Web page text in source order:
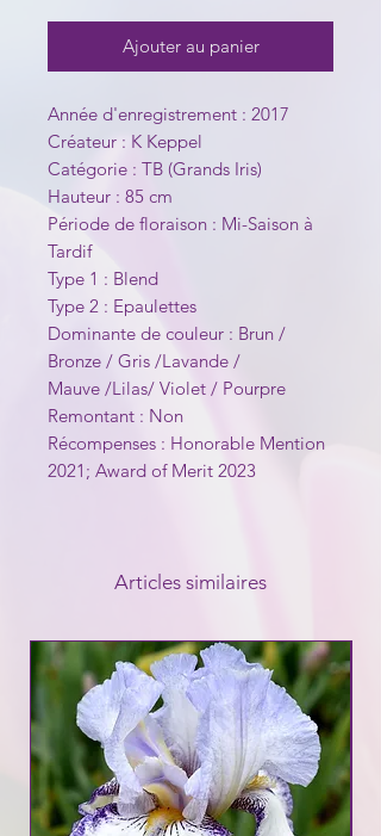
Ajouter au panier
Année d'enregistrement : 2017
Créateur : K Keppel
Catégorie : TB (Grands Iris)
Hauteur : 85 cm
Période de floraison : Mi-Saison à
Tardif
Type 1 : Blend
Type 2 : Epaulettes
Dominante de couleur : Brun /
Bronze / Gris /Lavande /
Mauve /Lilas/ Violet / Pourpre
Remontant : Non
Récompenses : Honorable Mention
2021; Award of Merit 2023
Articles similaires